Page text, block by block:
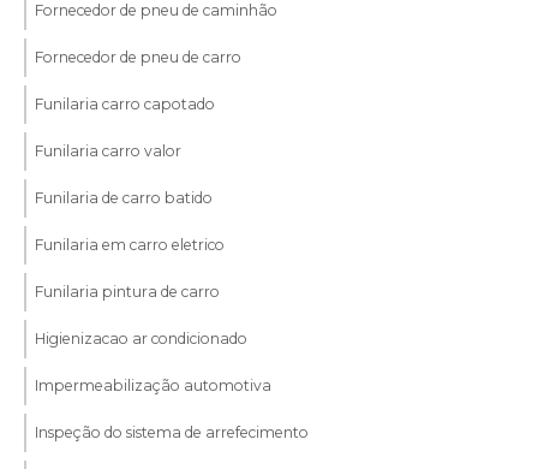
Fornecedor de pneu de caminhão
Fornecedor de pneu de carro
Funilaria carro capotado
Funilaria carro valor
Funilaria de carro batido
Funilaria em carro eletrico
Funilaria pintura de carro
Higienizacao ar condicionado
Impermeabilização automotiva
Inspeção do sistema de arrefecimento